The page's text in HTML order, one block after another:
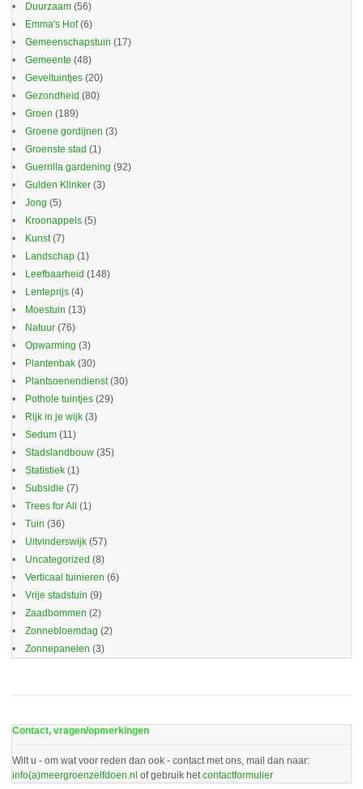
Duurzaam (56)
Emma's Hof(6)
Gemeenschapstuin (17)
Gemeente (48)
Geveltuintjes (20)
Gezondheid (80)
Groen (189)
Groene gordijnen (3)
Groenste stad (1)
Guerrilla gardening (92)
Gulden Klinker (3)
Jong (5)
Kroonappels (5)
Kunst(7)
Landschap (1)
Leefbaarheid (148)
Lenteprijs (4)
Moestuin (13)
Natuur (76)
Opwarming (3)
Plantenbak (30)
Plantsoenendienst(30)
Pothole tuintjes (29)
Rijk in je wijk (3)
Sedum (11)
Stadslandbouw (35)
Statistiek (1)
Subsidie (7)
Trees for All
(1)
Tuin (36)
Uitvinderswijk (57)
Uncategorized (8)
Verticaal tuinieren (6)
Vrije stadstuin (9)
Zaadbommen (2)
Zonnebloemdag (2)
Zonnepanelen (3)
Contact, vragen/opmerkingen
Wilt u - om wat voor reden dan ook - contact met ons, mail dan naar:
info(a)meergroenzelfdoen.nl of gebruik het contactformulier